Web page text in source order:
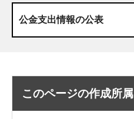
公金支出情報の公表
このページの作成所属